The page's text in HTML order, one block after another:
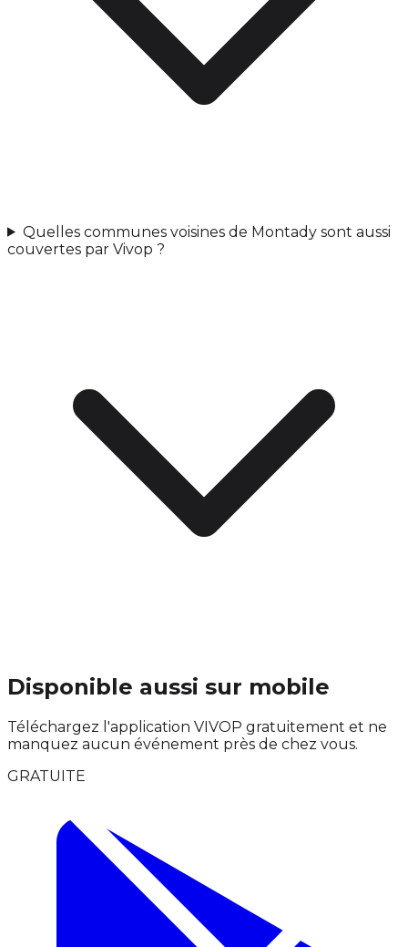
Quelles communes voisines de Montady sont aussi
couvertes par Vivop ?
Disponible aussi sur mobile
Téléchargez l'application VIVOP gratuitement et ne
manquez aucun événement près de chez vous.
GRATUITE